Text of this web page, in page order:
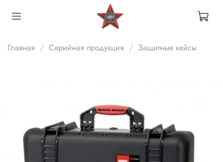
Главная Серийная продукция Защитные кейсы